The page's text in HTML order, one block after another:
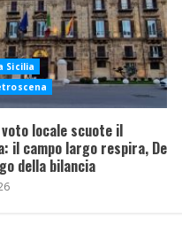
Sicilia
locale scuote il
il campo largo respira, De
della bilancia